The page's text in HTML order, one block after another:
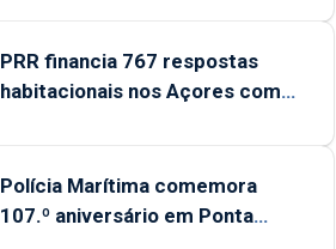
PRR financia 767 respostas
habitacionais nos Açores com
Polícia Marítima comemora
107.º aniversário em Ponta